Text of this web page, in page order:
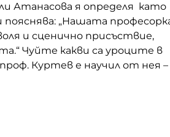
Атанасова я определя като
пояснява: „Нашата
и сценично присъствие,
Чуйте какви са уроците в
Куртев е научил от нея –